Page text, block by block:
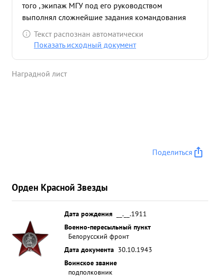
того ,экипаж МГУ под его руководством
выполнял сложнейшие задания командования
наших частей и соединений по дезинфор мации
противника Так 4 и 5 октября по заданию
тан ков к реке СОж куда противник сосредоточил
тов. ЗАБАШТАНСКИЙ сумел мобилизовать
удерживал оборону до подхода подкрепления
,Сумел вывести машину из под огня немцев. ...»
Текст распознан автоматически
Показать исходный документ
Наградной лист
Поделиться
Орден Красной Звезды
Дата рождения
__.__.1911
Военно-пересыльный пункт
Белорусский фронт
Дата документа 30.10.1943
Воинское звание
подполковник